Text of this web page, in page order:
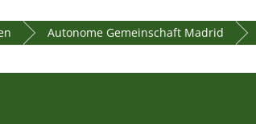
Autonome Gemeinschaft Madrid